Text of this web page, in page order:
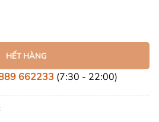
HẾT HÀNG
662233(7:30 - 22:00)